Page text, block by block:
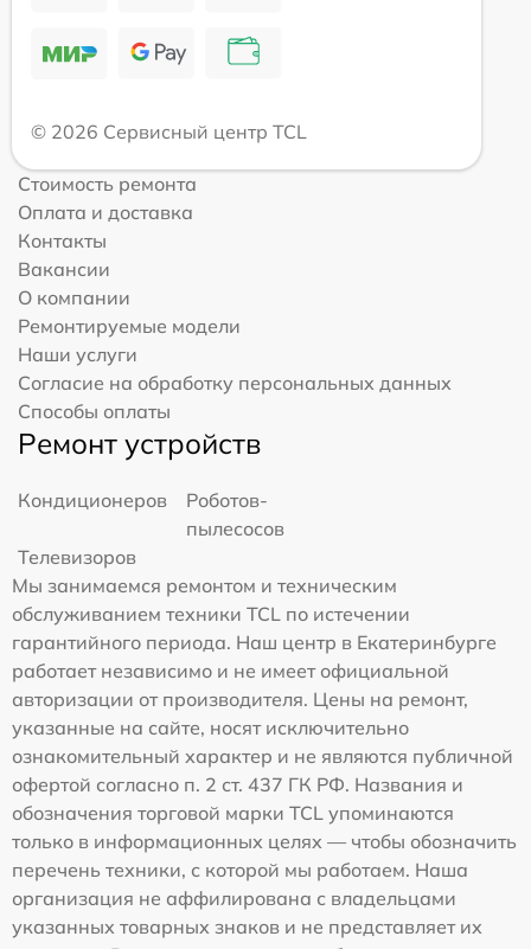
© 2026 Сервисный центр TCL
Стоимость ремонта
Оплата и доставка
Контакты
Вакансии
О компании
Ремонтируемые модели
Наши услуги
Согласие на обработку персональных данных
Способы оплаты
Ремонт устройств
Кондиционеров
Роботов-
пылесосов
Телевизоров
Мы занимаемся ремонтом и техническим
обслуживанием техники TCL по истечении
гарантийного периода. Наш центр в Екатеринбурге
работает независимо и не имеет официальной
авторизации от производителя. Цены на ремонт,
указанные на сайте, носят исключительно
ознакомительный характер и не являются публичной
офертой согласно п. 2 ст. 437 ГК РФ. Названия и
обозначения торговой марки TCL упоминаются
только в информационных целях — чтобы обозначить
перечень техники, с которой мы работаем. Наша
организация не аффилирована с владельцами
указанных товарных знаков и не представляет их